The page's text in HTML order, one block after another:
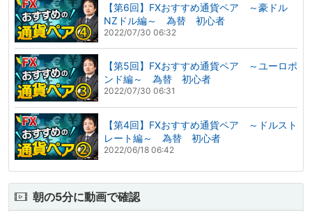
【第6回】FXおすすめ通貨ペア ～豪ドル
NZドル編～ 為替 初心者
2022/07/30 06:32
【第5回】FXおすすめ通貨ペア ～ユーロポ
ンド編～ 為替 初心者
2022/07/30 06:31
【第4回】FXおすすめ通貨ペア ～ドルスト
レート編～ 為替 初心者
2022/06/18 06:42
朝の5分に動画で確認